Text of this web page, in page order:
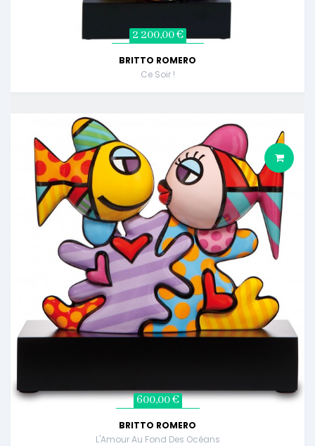
2 200,00 €
BRITTO ROMERO
Ce Soir !
600,00 €
BRITTO ROMERO
L'Amour Au Fond Des Océans